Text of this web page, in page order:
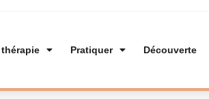
Pratiquer Découverte